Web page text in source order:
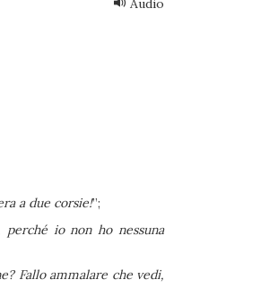
Audio
a due corsie!”;
io non ho nessuna
Fallo ammalare che vedi,